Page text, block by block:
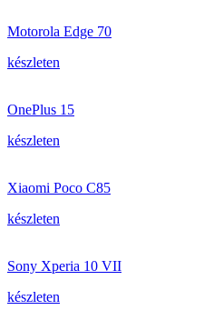
Motorola Edge 70
készleten
OnePlus 15
készleten
Xiaomi Poco C85
készleten
Sony Xperia 10 VII
készleten